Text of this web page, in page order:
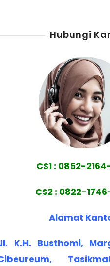
Hubungi
CS1 : 0852-
CS2 : 0822-
Alamat
K.H. Busthomi,